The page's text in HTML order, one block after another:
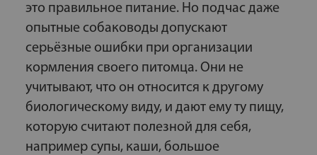
это правильное питание. Но подчас даже
опытные собаководы допускают
серьёзные ошибки при организации
кормления своего питомца. Они не
учитывают, что он относится к другому
биологическому виду, и дают ему ту пищу,
которую считают полезной для себя,
например супы, каши, большое